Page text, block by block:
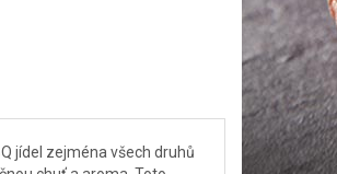
jídel zejména všech druhů